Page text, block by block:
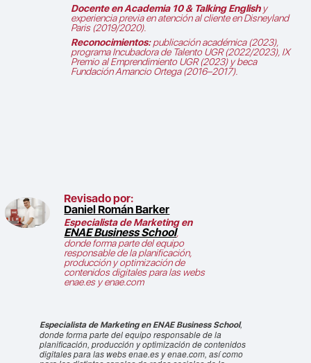
Docente en Academia 10 & Talking English y
experiencia previa en atención al cliente en Disneyland
Paris (2019/2020).
Reconocimientos:publicación académica (2023),
programa Incubadora de Talento UGR (2022/2023), IX
Premio al Emprendimiento UGR (2023) y beca
Fundación Amancio Ortega (2016–2017).
Revisado por:
Daniel Román Barker
Especialista de Marketing en
ENAE Business School,
donde forma parte del equipo
responsable de la planificación,
producción y optimización de
contenidos digitales para las webs
enae.es y enae.com
Especialista de Marketing en ENAE Business School,
donde forma parte del equipo responsable de la
planificación, producción y optimización de contenidos
digitales para las webs enae.es y enae.com, así como